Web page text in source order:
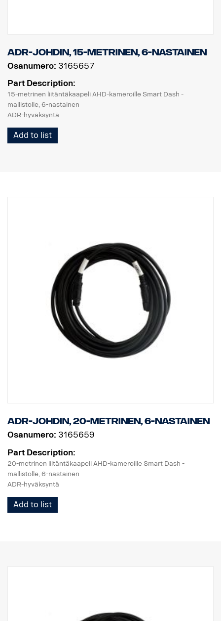
ADR-johdin, 15-metrinen, 6-nastainen
Osanumero: 3165657
Part Description:
15-metrinen liitäntäkaapeli AHD-kameroille Smart Dash -
mallistolle, 6-nastainen
ADR-hyväksyntä
Add to list
ADR-johdin, 20-metrinen, 6-nastainen
Osanumero: 3165659
Part Description:
20-metrinen liitäntäkaapeli AHD-kameroille Smart Dash -
mallistolle, 6-nastainen
ADR-hyväksyntä
Add to list